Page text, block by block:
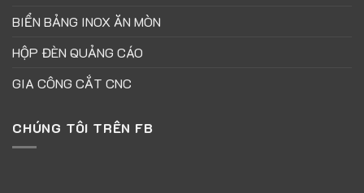
BIỂN BẢNG INOX ĂN MÒN
HỘP ĐÈN QUẢNG CÁO
GIA CÔNG CẮT CNC
CHÚNG TÔI TRÊN FB